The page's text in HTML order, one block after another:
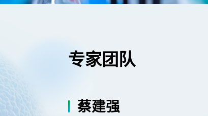
专家团队
蔡建强